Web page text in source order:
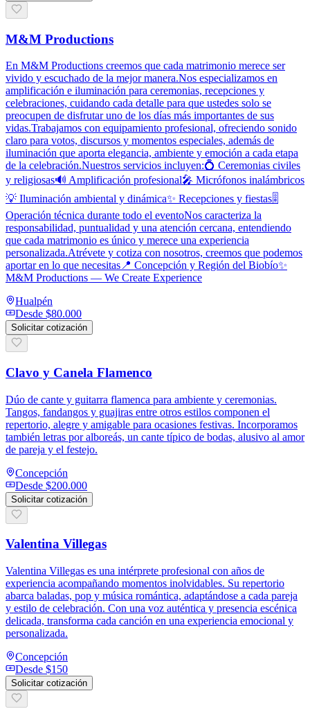
M&M Productions
En M&M Productions creemos que cada matrimonio merece ser
vivido y escuchado de la mejor manera.Nos especializamos en
amplificación e iluminación para ceremonias, recepciones y
celebraciones, cuidando cada detalle para que ustedes solo se
preocupen de disfrutar uno de los días más importantes de sus
vidas.Trabajamos con equipamiento profesional, ofreciendo sonido
claro para votos, discursos y momentos especiales, además de
iluminación que aporta elegancia, ambiente y emoción a cada etapa
de la celebración.Nuestros servicios incluyen:💍 Ceremonias civiles
y religiosas🔊 Amplificación profesional🎤 Micrófonos inalámbricos
💡 Iluminación ambiental y dinámica✨ Recepciones y fiestas🎚️
Operación técnica durante todo el eventoNos caracteriza la
responsabilidad, puntualidad y una atención cercana, entendiendo
que cada matrimonio es único y merece una experiencia
personalizada.Atrévete y cotiza con nosotros, creemos que podemos
aportar en lo que necesitas📍 Concepción y Región del Biobío✨
M&M Productions — We Create Experience
Hualpén
Desde $80.000
Solicitar cotización
Clavo y Canela Flamenco
Dúo de cante y guitarra flamenca para ambiente y ceremonias.
Tangos, fandangos y guajiras entre otros estilos componen el
repertorio, alegre y amigable para ocasiones festivas. Incorporamos
también letras por alboreás, un cante típico de bodas, alusivo al amor
de pareja y el festejo.
Concepción
Desde $200.000
Solicitar cotización
Valentina Villegas
Valentina Villegas es una intérprete profesional con años de
experiencia acompañando momentos inolvidables. Su repertorio
abarca baladas, pop y música romántica, adaptándose a cada pareja
y estilo de celebración. Con una voz auténtica y presencia escénica
delicada, transforma cada canción en una experiencia emocional y
personalizada.
Concepción
Desde $150
Solicitar cotización